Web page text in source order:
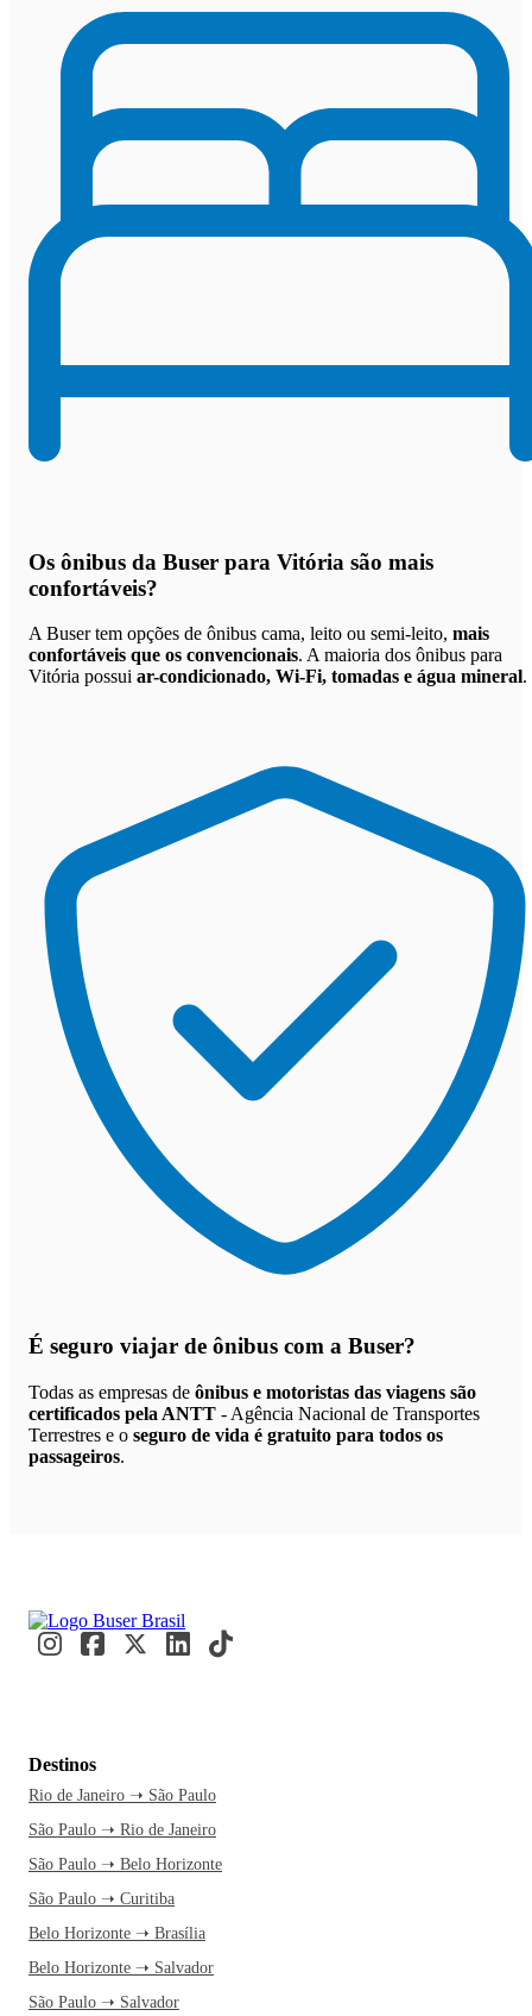
Os ônibus da Buser para Vitória são mais
confortáveis?
A Buser tem opções de ônibus cama, leito ou semi-leito, mais
confortáveis que os convencionais. A maioria dos ônibus para
Vitória possui ar-condicionado, Wi-Fi, tomadas e água mineral.
É seguro viajar de ônibus com a Buser?
Todas as empresas de ônibus e motoristas das viagens são
certificados pela ANTT - Agência Nacional de Transportes
Terrestres e o seguro de vida é gratuito para todos os
passageiros.
Destinos
Rio de Janeiro ➝ São Paulo
São Paulo ➝ Rio de Janeiro
São Paulo ➝ Belo Horizonte
São Paulo ➝ Curitiba
Belo Horizonte ➝ Brasília
Belo Horizonte ➝ Salvador
São Paulo ➝ Salvador